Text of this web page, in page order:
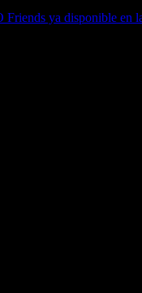
Friends ya disponible en